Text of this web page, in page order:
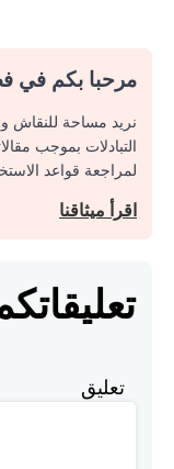
مرحبا بكم في
نريد مساحة للنقاش
التبادلات بموجب
لمراجعة قواعد
اقرأ ميثاقنا
تعليق